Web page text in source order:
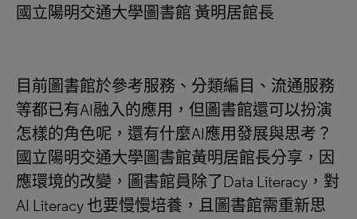
國立陽明交通大學圖書館 黃明居館長
目前圖書館於參考服務、分類編目、流通服務
等都已有AI融入的應用，但圖書館還可以扮演
怎樣的角色呢，還有什麼AI應用發展與思考？
國立陽明交通大學圖書館黃明居館長分享，因
應環境的改變，圖書館員除了Data Literacy，對
AI Literacy 也要慢慢培養，且圖書館需重新思